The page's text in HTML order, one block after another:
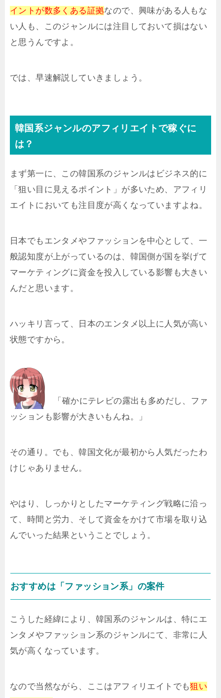
イントが数多くある証拠なので、興味がある人もな
い人も、このジャンルには注目しておいて損はない
と思うんですよ。
では、早速解説していきましょう。
韓国系ジャンルのアフィリエイトで稼ぐに
は？
まず第一に、この韓国系のジャンルはビジネス的に
「狙い目に見えるポイント」が多いため、アフィリ
エイトにおいても注目度が高くなっていますよね。
日本でもエンタメやファッションを中心として、一
般認知度が上がっているのは、韓国側が国を挙げて
マーケティングに資金を投入している影響も大きい
んだと思います。
ハッキリ言って、日本のエンタメ以上に人気が高い
状態ですから。
「確かにテレビの露出も多めだし、ファ
ッションも影響が大きいもんね。」
その通り。でも、韓国文化が最初から人気だったわ
けじゃありません。
やはり、しっかりとしたマーケティング戦略に沿っ
て、時間と労力、そして資金をかけて市場を取り込
んでいった結果ということでしょう。
おすすめは「ファッション系」の案件
こうした経緯により、韓国系のジャンルは、特にエ
ンタメやファッション系のジャンルにて、非常に人
気が高くなっています。
なので当然ながら、ここはアフィリエイトでも狙い